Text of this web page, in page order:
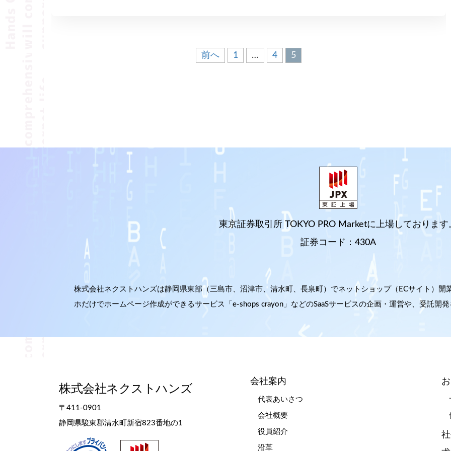
前へ 1 … 4 5
東京証券取引所 TOKYO PRO Marketに上場しております
証券コード：430A
株式会社ネクストハンズは静岡県東部（三島市、沼津市、清水町、長泉町）でネットショップ（ECサイト）開
ホだけでホームページ作成ができるサービス「e-shops crayon」などのSaaSサービスの企画・運営や、受託開
株式会社ネクストハンズ
〒411-0901
静岡県駿東郡清水町新宿823番地の1
会社案内
代表あいさつ
会社概要
役員紹介
沿革